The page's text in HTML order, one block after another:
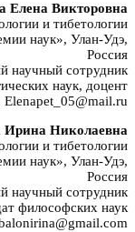
Елена Викторовна
и тибетологии
наук», Улан-Удэ,
Россия
научный сотрудник
наук, доцент
Elenapet_05@mail.ru
Ирина Николаевна
и тибетологии
наук», Улан-Удэ,
Россия
научный сотрудник
философских наук